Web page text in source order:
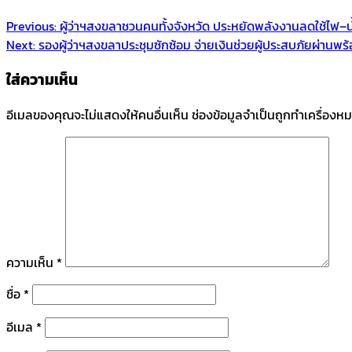
Previous: ผู้ว่าฯสงขลาชวนคนทั้งจังหวัด ประหยัดพลังงานลดใช้ไฟ–
Next:รองผู้ว่าฯสงขลาประชุมซักซ้อม จ่ายเงินช่วยผู้ประสบภัยผ่านพ
ใส่ความเห็น
อีเมลของคุณจะไม่แสดงให้คนอื่นเห็น ช่องข้อมูลจำเป็นถูกทำเครื่องห
ความเห็น *
ชื่อ *
อีเมล *